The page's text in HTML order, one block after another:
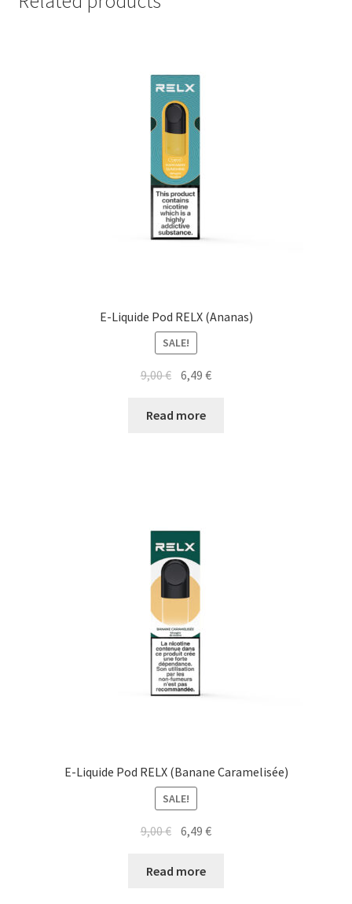
E-Liquide Pod RELX (Ananas)
SALE!
9,00€ 6,49€
Read more
E-Liquide Pod RELX (Banane Caramelisée)
SALE!
9,00€ 6,49€
Read more